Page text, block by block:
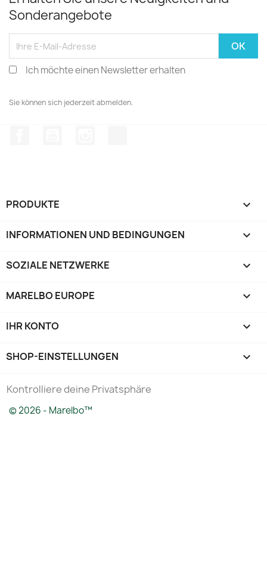
Sonderangebote
Ich möchte einen Newsletter erhalten
Sie können sich jederzeit abmelden.
PRODUKTE 
INFORMATIONEN UND BEDINGUNGEN 
SOZIALE NETZWERKE 
MARELBO EUROPE 
IHR KONTO 
SHOP-EINSTELLUNGEN keyboard_arrow_down
Kontrolliere deine Privatsphäre
© 2026 - Marelbo™